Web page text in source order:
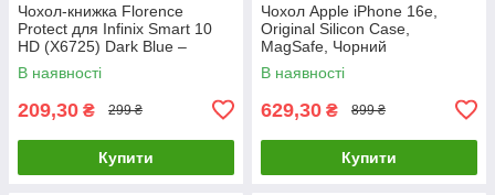
Чохол-книжка Florence
Protect для Infinix Smart 10
HD (X6725) Dark Blue –
стильний та надійний захист
смартфона з магнітно
В наявності
209,30 ₴ 299 ₴
Купити
Чохол Apple iPhone 16e,
Original Silicon Case,
MagSafe, Чорний
В наявності
629,30 ₴ 899 ₴
Купити